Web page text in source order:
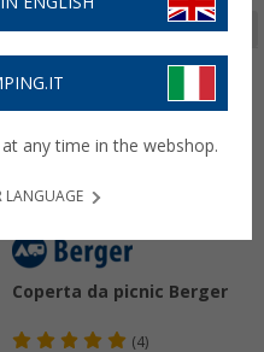
Pagina 1 da 10
Coperta da picnic Berger
(4)
any time in the webshop.
LANGUAGE